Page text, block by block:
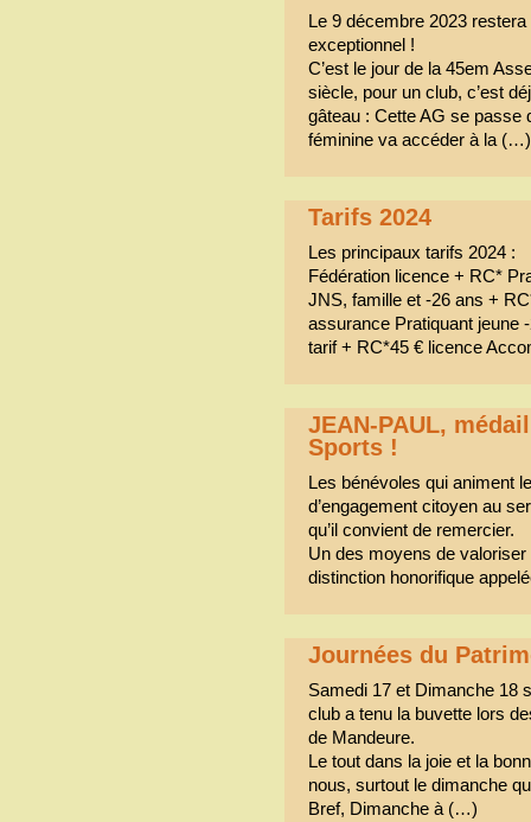
Le 9 décembre 2023
exceptionnel !
C’est le jour de la 45em
siècle, pour un club, c’est
gâteau : Cette AG se passe
féminine va accéder à la (…)
Tarifs 2024
Les principaux tarifs 2024 :
Fédération licence + RC*
JNS, famille et -26 ans +
assurance Pratiquant jeune
tarif + RC*45 € licence
JEAN-PAUL,
Sports !
Les bénévoles qui animent
d’engagement citoyen au
qu’il convient de remercier.
Un des moyens de
distinction honorifique
Journées du
Samedi 17 et Dimanche 18
club a tenu la buvette lors
de Mandeure.
Le tout dans la joie et la
nous, surtout le dimanche
Bref, Dimanche à (…)